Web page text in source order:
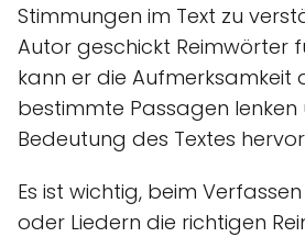
Stimmungen im Text zu
Autor geschickt Reimwörter
kann er die Aufmerksamkeit
bestimmte Passagen lenken
Bedeutung des Textes
Es ist wichtig, beim
oder Liedern die richtigen